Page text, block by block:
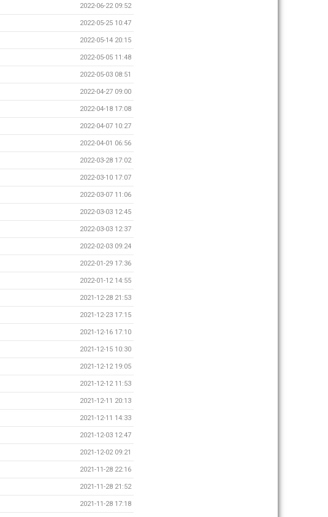
2022-06-22 09:52
2022-05-25 10:47
2022-05-14 20:15
2022-05-05 11:48
2022-05-03 08:51
2022-04-27 09:00
2022-04-18 17:08
2022-04-07 10:27
2022-04-01 06:56
2022-03-28 17:02
2022-03-10 17:07
2022-03-07 11:06
2022-03-03 12:45
2022-03-03 12:37
2022-02-03 09:24
2022-01-29 17:36
2022-01-12 14:55
2021-12-28 21:53
2021-12-23 17:15
2021-12-16 17:10
2021-12-15 10:30
2021-12-12 19:05
2021-12-12 11:53
2021-12-11 20:13
2021-12-11 14:33
2021-12-03 12:47
2021-12-02 09:21
2021-11-28 22:16
2021-11-28 21:52
2021-11-28 17:18